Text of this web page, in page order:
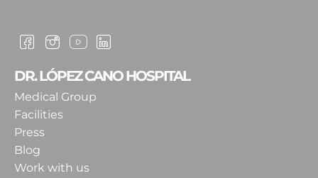
DR. LÓPEZ CANO HOSPITAL
Medical Group
Facilities
Press
Blog
Work with us